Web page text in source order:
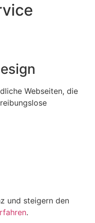
Webseiten, die
und steigern den
.